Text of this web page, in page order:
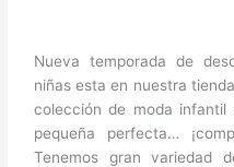
Nueva temporada de
niñas esta en nuestra
colección de moda
pequeña perfecta…
Tenemos gran variedad